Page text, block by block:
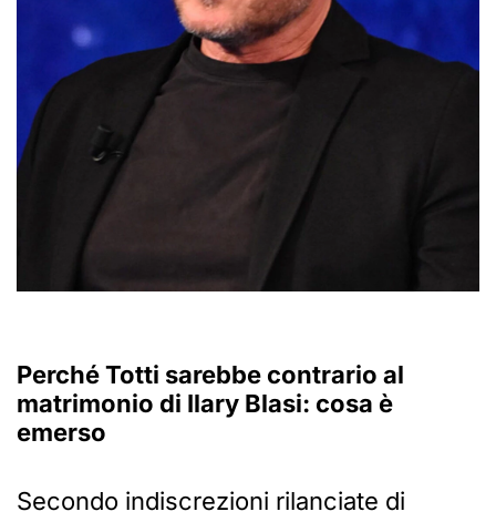
PerchéTotti sarebbe contrario al
matrimonio di Ilary Blasi: cosa è
emerso
Secondo indiscrezioni rilanciate di